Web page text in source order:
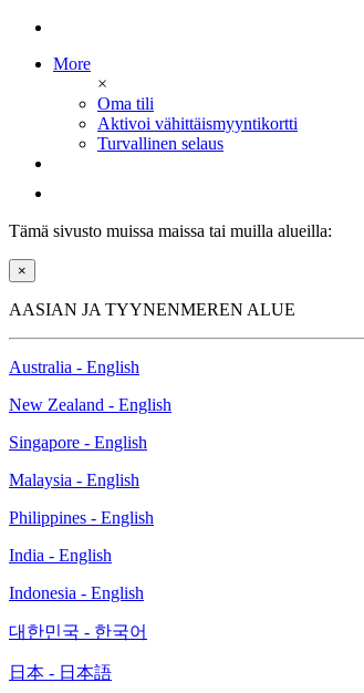
More
×
Oma tili
Aktivoi vähittäismyyntikortti
Turvallinen selaus
Tämä sivusto muissa maissa tai muilla alueilla:
×
AASIAN JA TYYNENMEREN ALUE
Australia - English
New Zealand - English
Singapore - English
Malaysia - English
Philippines - English
India - English
Indonesia - English
대한민국 - 한국어
日本 - 日本語